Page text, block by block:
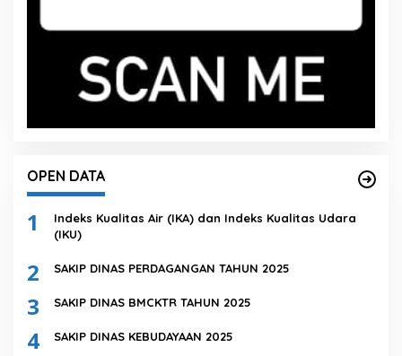
OPEN DATA
1
Indeks Kualitas Air (IKA) dan Indeks Kualitas Udara
(IKU)
2 SAKIP DINAS PERDAGANGAN TAHUN 2025
3 SAKIP DINAS BMCKTR TAHUN 2025
4 SAKIP DINAS KEBUDAYAAN 2025